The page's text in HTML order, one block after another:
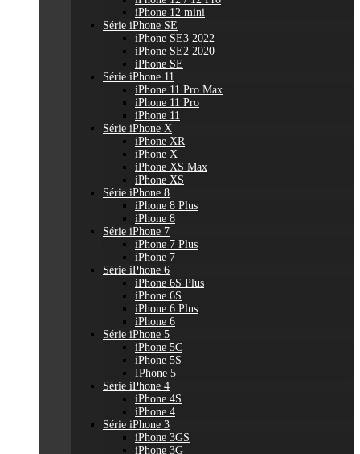
iPhone 12 mini
Série iPhone SE
iPhone SE3 2022
iPhone SE2 2020
iPhone SE
Série iPhone 11
iPhone 11 Pro Max
iPhone 11 Pro
iPhone 11
Série iPhone X
iPhone XR
iPhone X
iPhone XS Max
iPhone XS
Série iPhone 8
iPhone 8 Plus
iPhone 8
Série iPhone 7
iPhone 7 Plus
iPhone 7
Série iPhone 6
iPhone 6S Plus
iPhone 6S
iPhone 6 Plus
iPhone 6
Série iPhone 5
iPhone 5C
iPhone 5S
IPhone 5
Série iPhone 4
iPhone 4S
iPhone 4
Série iPhone 3
iPhone 3GS
iPhone 3G